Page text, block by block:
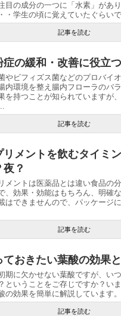
目の成分の一つに「水素」があ
・学生の頃に覚えていたぐらい
記事を読む
症の緩和・改善に役立
やビフィズス菌などのプロバイ
内環境を整え腸内フローラのバ
を持つことが知られていますが
記事を読む
リメントを飲むタイミ
夜？
メントは医薬品とは違い食品の
、効果・効能はもちろん、明確
はできませんので、パッケージ
記事を読む
ておきたい葉酸の効果
期に欠かせない葉酸ですが、い
ということをご存じですか？い
の効果を簡単に解説しています。
記事を読む